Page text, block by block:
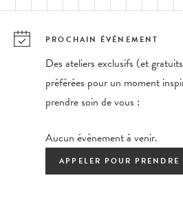
PROCHAIN ÉVÈNEMENT
Des ateliers exclusifs (et
préférées pour un moment
prendre soin de vous :
Aucun évènement à venir.
APPELER POUR PRENDRE